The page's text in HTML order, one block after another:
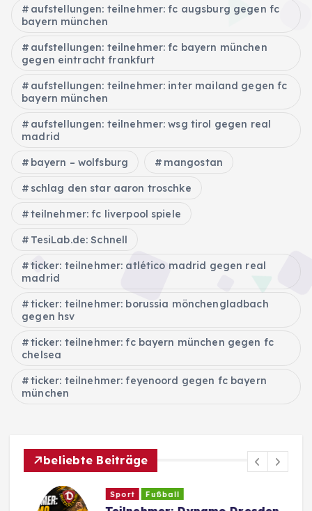
aufstellungen: teilnehmer: fc augsburg gegen fc
bayern münchen
aufstellungen: teilnehmer: fc bayern münchen
gegen eintracht frankfurt
aufstellungen: teilnehmer: inter mailand gegen fc
bayern münchen
aufstellungen: teilnehmer: wsg tirol gegen real
madrid
bayern – wolfsburg mangostan
schlag den star aaron troschke
teilnehmer: fc liverpool spiele
TesiLab.de: Schnell
ticker: teilnehmer: atlético madrid gegen real
madrid
ticker: teilnehmer: borussia mönchengladbach
gegen hsv
ticker: teilnehmer: fc bayern münchen gegen fc
chelsea
ticker: teilnehmer: feyenoord gegen fc bayern
münchen
beliebte Beiträge
Sport Fußball